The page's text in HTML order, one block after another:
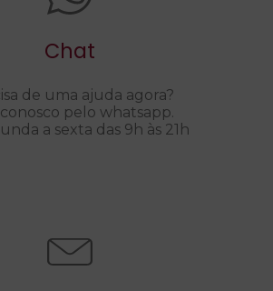
Chat
de uma ajuda agora?
pelo whatsapp.
a sexta das 9h às 21h